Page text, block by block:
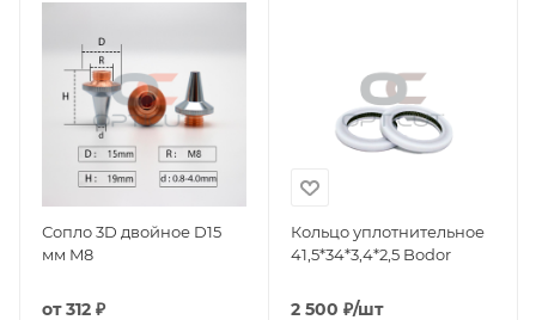
Сопло 3D двойное D15
мм M8
от312 ₽
Кольцо уплотнительное
41,5*34*3,4*2,5 Bodor
2 500 ₽/шт